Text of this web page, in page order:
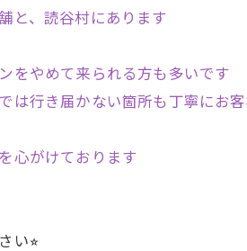
と、読谷村にあります
をやめて来られる方も多いです
は行き届かない箇所も丁寧にお
心がけております
い⭐︎